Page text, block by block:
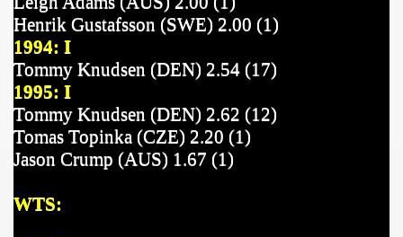
Henrik Gustafsson (SWE) 2.00 (1)
1994: I
Tommy Knudsen (DEN) 2.54 (17)
1995: I
Tommy Knudsen (DEN) 2.62 (12)
Tomas Topinka (CZE) 2.20 (1)
Jason Crump (AUS) 1.67 (1)
WTS: